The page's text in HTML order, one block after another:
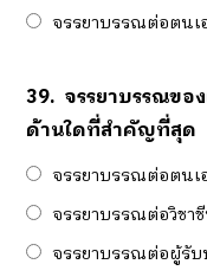
จรรยาบรรณต่อตนเ
39. จรรยาบรรณข
ด้านใดที่สำคัญที่สุด
จรรยาบรรณต่อตนเ
จรรยาบรรณต่อวิชา
จรรยาบรรณต่อผู้รับ